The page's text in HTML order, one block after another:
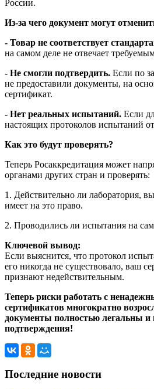
России.
Из-за чего документ могут
- Товар не соответствует
на самом деле не отвечает
- Не смогли подтвердить. Если по
не предоставили документы, на
сертификат.
- Нет реальных испытаний. Если
настоящих протоколов испытаний
Как это будут проверять?
Теперь Росаккредитация может
органами других стран и проверять:
1. Действительно ли лаборатория,
имеет на это право.
2. Проводились ли испытания на
Ключевой вывод:
Если выяснится, что протокол
его никогда не существовало, ваш
признают недействительным.
Теперь риски работать с
сертификатов многократно
документы полностью легальны и
подтверждения!
Последние новости